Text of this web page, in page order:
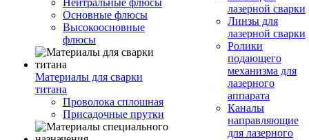
Нейтральные флюсы
Основные флюсы
Высокоосновные
флюсы
Материалы для сварки
титана
Проволока сплошная
Присадочные прутки
лазерной сварки
Линзы для
лазерной сварки
Ролики
подающего
механизма для
лазерного
аппарата
Каналы
направляющие
для лазерного